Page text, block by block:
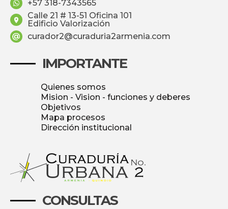
+57 318-7343565
Calle 21 # 13-51 Oficina 101
Edificio Valorización
curador2@curaduria2armenia.com
IMPORTANTE
Quienes somos
Mision - Vision - funciones y deberes
Objetivos
Mapa procesos
Dirección institucional
CONSULTAS